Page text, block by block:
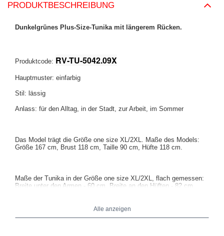
PRODUKTBESCHREIBUNG
Dunkelgrünes Plus-Size-Tunika mit längerem Rücken.
Produktcode: RV-TU-5042.09X
Hauptmuster: einfarbig
Stil: lässig
Anlass: für den Alltag, in der Stadt, zur Arbeit, im Sommer
Das Model trägt die Größe one size XL/2XL. Maße des Models:
Größe 167 cm, Brust 118 cm, Taille 90 cm, Hüfte 118 cm.
Maße der Tunika in der Größe one size XL/2XL, flach gemessen:
Breite unter den Armen - 60 cm, Breite an den Hüften - 82 cm,
Alle anzeigen